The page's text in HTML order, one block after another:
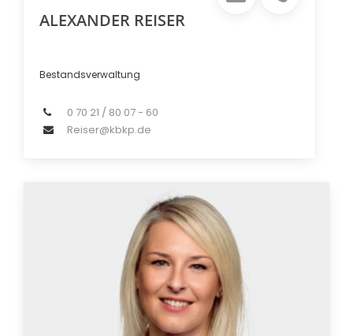
ALEXANDER REISER
Bestandsverwaltung
0 70 21 / 80 07 - 60
Reiser@kbkp.de